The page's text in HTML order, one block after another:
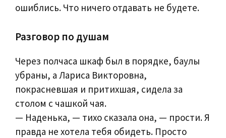
ошиблись. Что ничего отдавать не будете.
Разговор по душам
Через полчаса шкаф был в порядке, баулы
убраны, а Лариса Викторовна,
покрасневшая и притихшая, сидела за
столом с чашкой чая.
— Наденька, — тихо сказала она, — прости. Я
правда не хотела тебя обидеть. Просто